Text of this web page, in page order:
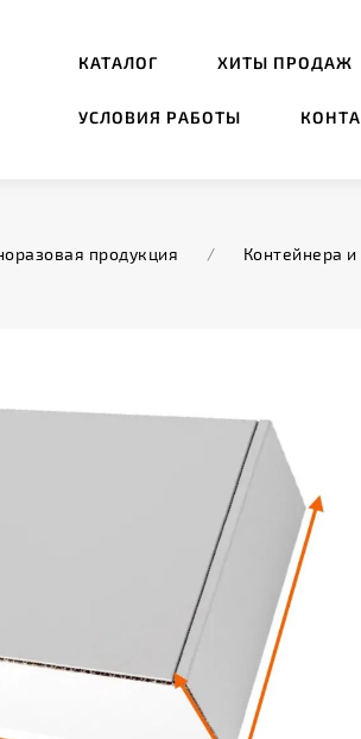
КАТАЛОГ ХИТЫ ПРОДАЖ
УСЛОВИЯ РАБОТЫ
продукция / Контейнера